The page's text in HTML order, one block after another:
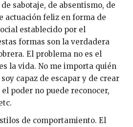
sabotaje, de absentismo, de
actuación feliz en forma de
establecido por el
formas son la verdadera
El problema no es el
la vida. No me importa quién
capaz de escapar y de crear
poder no puede reconocer,
de comportamiento. El